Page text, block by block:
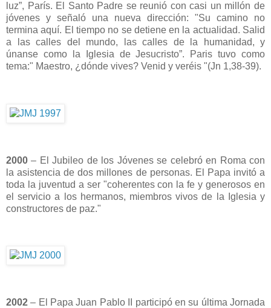
luz”, París. El Santo Padre se reunió con casi un millón de
jóvenes y señaló una nueva dirección: "Su camino no
termina aquí. El tiempo no se detiene en la actualidad. Salid
a las calles del mundo, las calles de la humanidad, y
únanse como la Iglesia de Jesucristo”. Paris tuvo como
tema:" Maestro, ¿dónde vives? Venid y veréis "(Jn 1,38-39).
2000 – El Jubileo de los Jóvenes se celebró en Roma con
la asistencia de dos millones de personas. El Papa invitó a
toda la juventud a ser "coherentes con la fe y generosos en
el servicio a los hermanos, miembros vivos de la Iglesia y
constructores de paz."
2002 – El Papa Juan Pablo II participó en su última Jornada